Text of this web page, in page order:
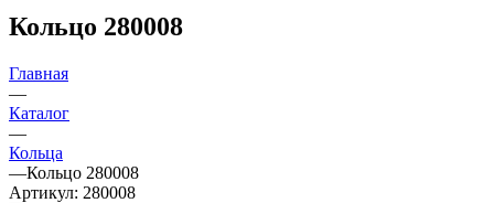
Кольцо 280008
Главная
—
Каталог
—
Кольца
—Кольцо 280008
Артикул: 280008